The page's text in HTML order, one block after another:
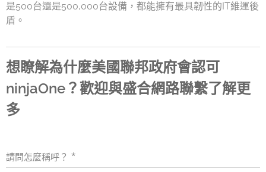
是500台還是500,000台設備，都能擁有最具韌性的IT維運後
盾。
想瞭解為什麼美國聯邦政府會認可
ninjaOne？歡迎與盛合網路聯繫了解更
多
請問怎麼稱呼？